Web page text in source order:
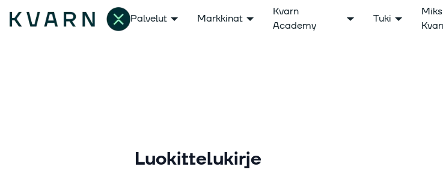
Palvelut Markkinat
Kvarn
Academy
Tuki
Luokittelukirje